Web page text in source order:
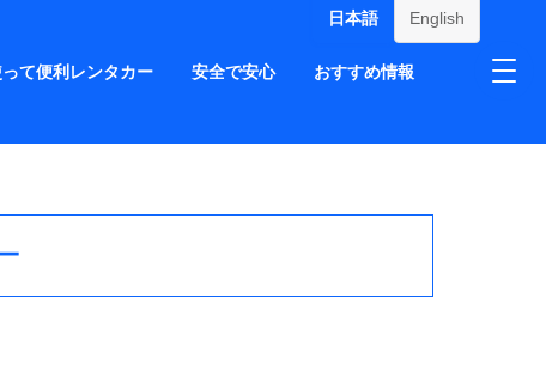
日本語 English
て便利レンタカー 安全で安心 おすすめ情報